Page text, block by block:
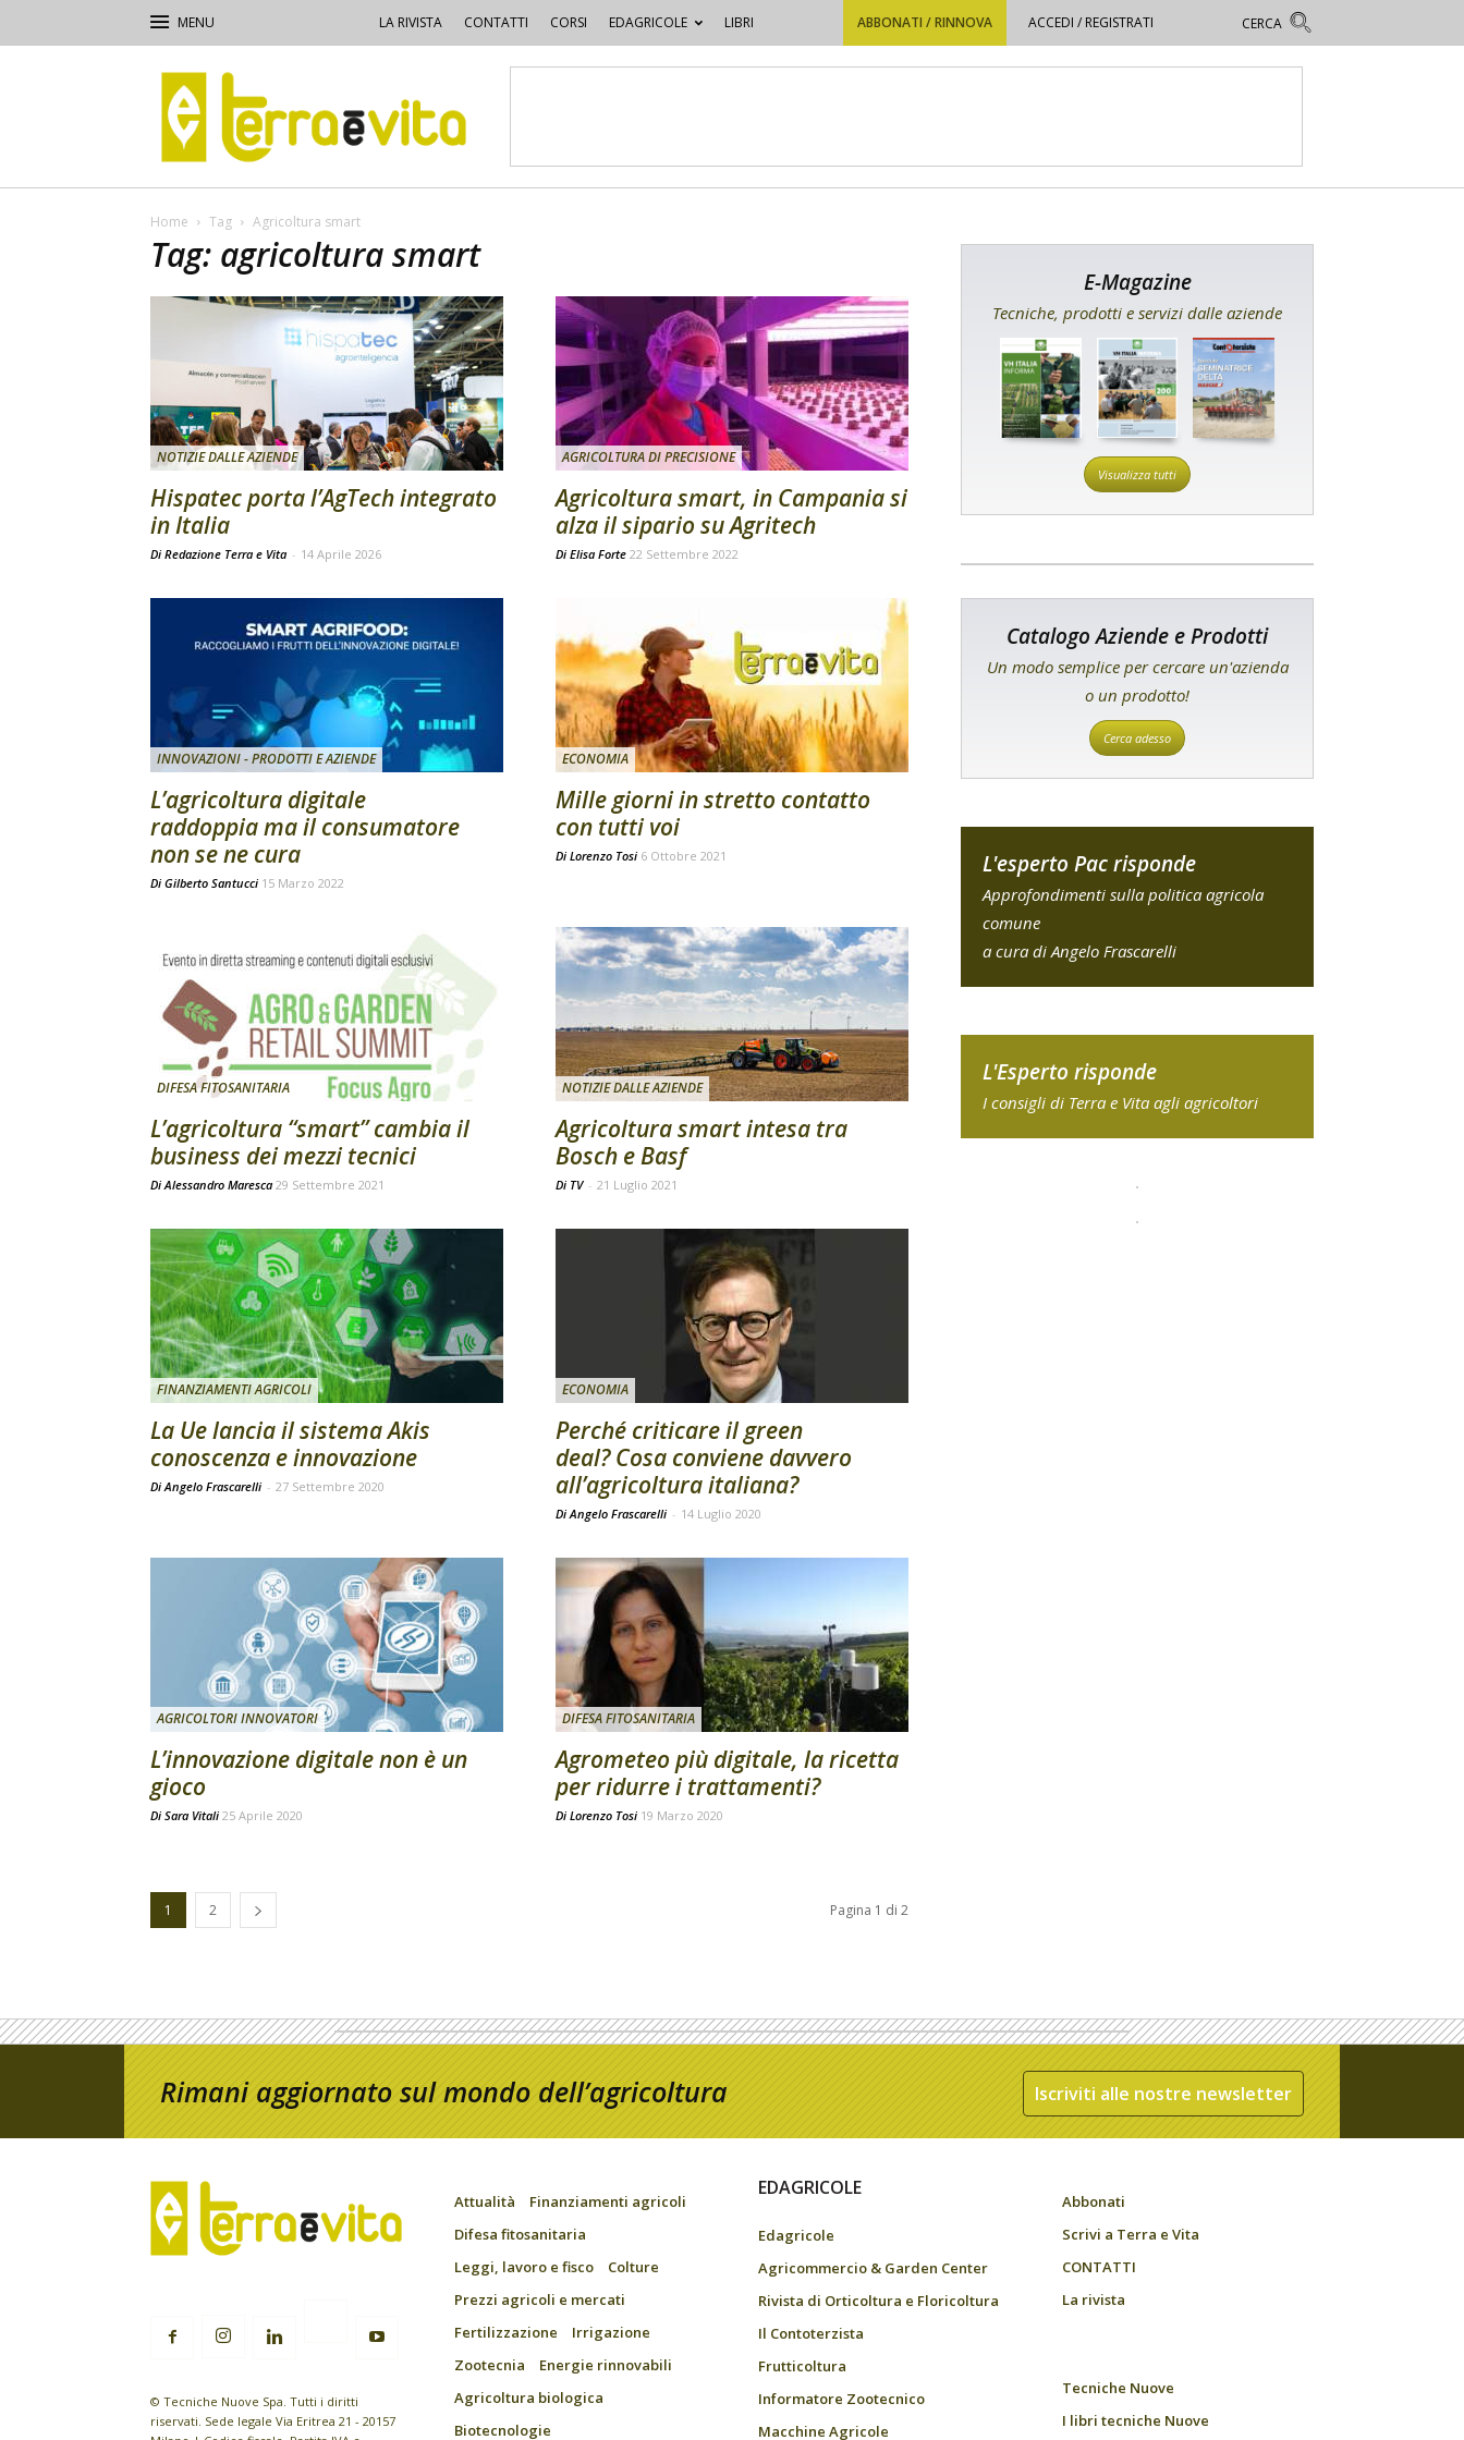
LA RIVISTA CONTATTI CORSI EDAGRICOLE LIBRI ABBONATI / RINNOVA ACCEDI / REGISTRATI
Terra
e
Vita
Home Tag Agricoltura smart
Tag: agricoltura smart
NOTIZIE DALLE AZIENDE
Hispatec porta l’AgTech integrato
in Italia
Di Redazione Terra e Vita - 14 Aprile 2026
AGRICOLTURA DI PRECISIONE
Agricoltura smart, in Campania si
alza il sipario su Agritech
Di Elisa Forte 22 Settembre 2022
INNOVAZIONI - PRODOTTI E AZIENDE
L’agricoltura digitale
raddoppia ma il consumatore
non se ne cura
Di Gilberto Santucci 15 Marzo 2022
ECONOMIA
Mille giorni in stretto contatto
con tutti voi
Di Lorenzo Tosi 6 Ottobre 2021
DIFESA FITOSANITARIA
L’agricoltura “smart” cambia il
business dei mezzi tecnici
DiAlessandro Maresca 29 Settembre 2021
NOTIZIE DALLE AZIENDE
Agricoltura smart intesa tra
Bosch e Basf
Di TV - 21 Luglio 2021
FINANZIAMENTI AGRICOLI
La Ue lancia il sistema Akis
conoscenza e innovazione
Di Angelo Frascarelli - 27 Settembre 2020
ECONOMIA
Perché criticare il green
deal? Cosa conviene davvero
all’agricoltura italiana?
Di Angelo Frascarelli - 14 Luglio 2020
AGRICOLTORI INNOVATORI
L’innovazione digitale non è un
gioco
Di Sara Vitali 25 Aprile 2020
DIFESA FITOSANITARIA
Agrometeo più digitale, la ricetta
per ridurre i trattamenti?
Di Lorenzo Tosi 19 Marzo 2020
1 2 Pagina 1 di 2
E-Magazine
Tecniche, prodotti e servizi dalle aziende
Visualizza tutti
Catalogo Aziende e Prodotti
Un modo semplice per cercare un'azienda
o un prodotto!
Cerca adesso
L'esperto Pac risponde
Approfondimenti sulla politica agricola
comune
a cura di Angelo Frascarelli
L'Esperto risponde
I consigli di Terra e Vita agli agricoltori
Rimani aggiornato sul mondo dell’agricoltura Iscriviti alle nostre newsletter
© Tecniche Nuove Spa. Tutti i diritti
riservati. Sede legale Via Eritrea 21 - 20157
Attualità
Finanziamenti agricoli
Difesa fitosanitaria
Leggi, lavoro e fisco
Colture
Prezzi agricoli e mercati
Fertilizzazione
Irrigazione
Zootecnia
Energie rinnovabili
Agricoltura biologica
Biotecnologie
EDAGRICOLE
Edagricole
Agricommercio & Garden Center
Rivista di Orticoltura e Floricoltura
Il Contoterzista
Frutticoltura
Informatore Zootecnico
Macchine Agricole
Abbonati
Scrivi a Terra e Vita
CONTATTI
La rivista
Tecniche Nuove
I libri tecniche Nuove